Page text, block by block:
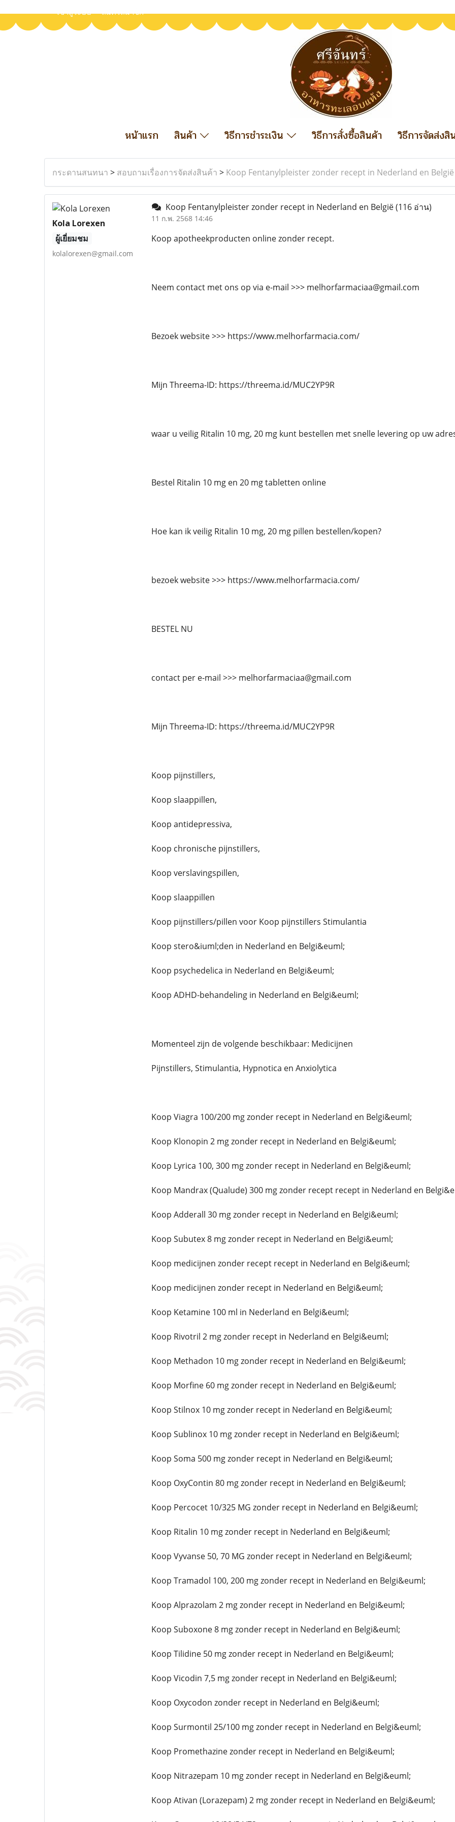
เข้าสู่ระบบ สมัครสมาชิก
หน้าแรก สินค้า วิธีการชำระเงิน วิธีการสั่งซื้อสินค้า วิธีการจัดส่งสิ
กระดานสนทนา > สอบถามเรื่องการจัดส่งสินค้า > Koop Fentanylpleister zonder recept in Nederland en België
Kola Lorexen
ผู้เยี่ยมชม
kolalorexen@gmail.com
Koop Fentanylpleister zonder recept in Nederland en België(116 อ่าน)
11 ก.พ. 2568 14:46
Koop apotheekproducten online zonder recept.
Neem contact met ons op via e-mail >>> melhorfarmaciaa@gmail.com
Bezoek website >>> https://www.melhorfarmacia.com/
Mijn Threema-ID: https://threema.id/MUC2YP9R
waar u veilig Ritalin 10 mg, 20 mg kunt bestellen met snelle levering op uw
Bestel Ritalin 10 mg en 20 mg tabletten online
Hoe kan ik veilig Ritalin 10 mg, 20 mg pillen bestellen/kopen?
bezoek website >>> https://www.melhorfarmacia.com/
BESTEL NU
contact per e-mail >>> melhorfarmaciaa@gmail.com
Mijn Threema-ID: https://threema.id/MUC2YP9R
Koop pijnstillers,
Koop slaappillen,
Koop antidepressiva,
Koop chronische pijnstillers,
Koop verslavingspillen,
Koop slaappillen
Koop pijnstillers/pillen voor Koop pijnstillers Stimulantia
Koop stero&iuml;den in Nederland en Belgi&euml;
Koop psychedelica in Nederland en Belgi&euml;
Koop ADHD-behandeling in Nederland en Belgi&euml;
Momenteel zijn de volgende beschikbaar: Medicijnen
Pijnstillers, Stimulantia, Hypnotica en Anxiolytica
Koop Viagra 100/200 mg zonder recept in Nederland en Belgi&euml;
Koop Klonopin 2 mg zonder recept in Nederland en Belgi&euml;
Koop Lyrica 100, 300 mg zonder recept in Nederland en Belgi&euml;
Koop Mandrax (Qualude) 300 mg zonder recept recept in Nederland en
Koop Adderall 30 mg zonder recept in Nederland en Belgi&euml;
Koop Subutex 8 mg zonder recept in Nederland en Belgi&euml;
Koop medicijnen zonder recept recept in Nederland en Belgi&euml;
Koop medicijnen zonder recept in Nederland en Belgi&euml;
Koop Ketamine 100 ml in Nederland en Belgi&euml;
Koop Rivotril 2 mg zonder recept in Nederland en Belgi&euml;
Koop Methadon 10 mg zonder recept in Nederland en Belgi&euml;
Koop Morfine 60 mg zonder recept in Nederland en Belgi&euml;
Koop Stilnox 10 mg zonder recept in Nederland en Belgi&euml;
Koop Sublinox 10 mg zonder recept in Nederland en Belgi&euml;
Koop Soma 500 mg zonder recept in Nederland en Belgi&euml;
Koop OxyContin 80 mg zonder recept in Nederland en Belgi&euml;
Koop Percocet 10/325 MG zonder recept in Nederland en Belgi&euml;
Koop Ritalin 10 mg zonder recept in Nederland en Belgi&euml;
Koop Vyvanse 50, 70 MG zonder recept in Nederland en Belgi&euml;
Koop Tramadol 100, 200 mg zonder recept in Nederland en Belgi&euml;
Koop Alprazolam 2 mg zonder recept in Nederland en Belgi&euml;
Koop Suboxone 8 mg zonder recept in Nederland en Belgi&euml;
Koop Tilidine 50 mg zonder recept in Nederland en Belgi&euml;
Koop Vicodin 7,5 mg zonder recept in Nederland en Belgi&euml;
Koop Oxycodon zonder recept in Nederland en Belgi&euml;
Koop Surmontil 25/100 mg zonder recept in Nederland en Belgi&euml;
Koop Promethazine zonder recept in Nederland en Belgi&euml;
Koop Nitrazepam 10 mg zonder recept in Nederland en Belgi&euml;
Koop Ativan (Lorazepam) 2 mg zonder recept in Nederland en Belgi&euml;